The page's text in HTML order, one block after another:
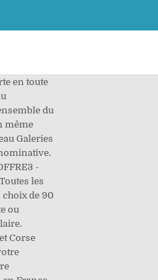
en toute
du
même
Galeries
-
les
de 90
ou
Corse